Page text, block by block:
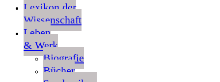
Lexikon der
Wissenschaft
Leben
& Werk
Biografie
Bücher